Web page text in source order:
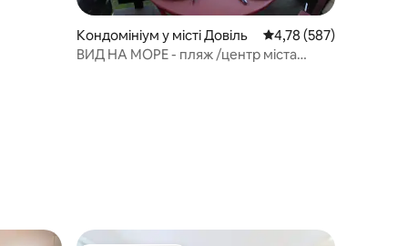
Кондомініум у місті Довіль Середня оцінка: 4,78
4,78 (587)
ВИД НА МОРЕ - пляж /центр міста